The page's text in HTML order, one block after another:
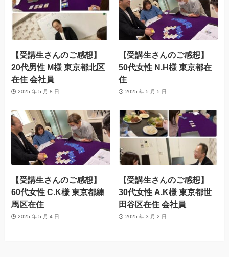
【受講生さんのご感想】
20代男性 M様 東京都北区
在住 会社員
2025 年 5 月 8 日
【受講生さんのご感想】
50代女性 N.H様 東京都在
住
2025 年 5 月 5 日
【受講生さんのご感想】
60代女性 C.K様 東京都練
馬区在住
2025 年 5 月 4 日
【受講生さんのご感想】
30代女性 A.K様 東京都世
田谷区在住 会社員
2025 年 3 月 2 日